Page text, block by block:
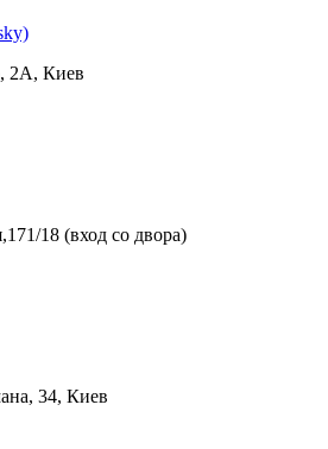
2А, Киев
18 (вход со двора)
34, Киев